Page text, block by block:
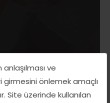
ve
önlemek amaçlı
Site üzerinde kullanılan